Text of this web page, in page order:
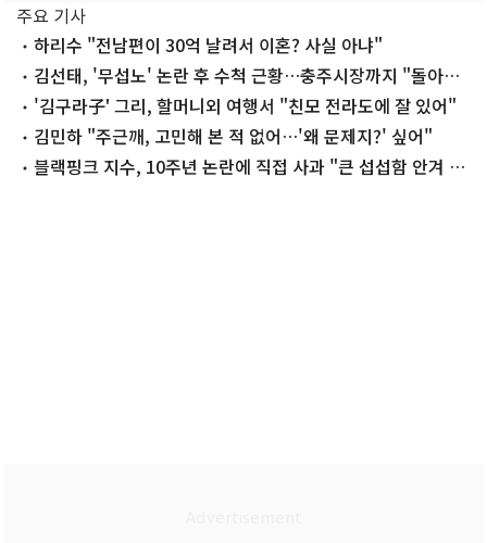
주요 기사
하리수 "전남편이 30억 날려서 이혼? 사실 아냐"
김선태, '무섭노' 논란 후 수척 근황…충주시장까지 "돌아올
생각 없냐?"
'김구라子' 그리, 할머니외 여행서 "친모 전라도에 잘 있어"
김민하 "주근깨, 고민해 본 적 없어…'왜 문제지?' 싶어"
블랙핑크 지수, 10주년 논란에 직접 사과 "큰 섭섭함 안겨 미